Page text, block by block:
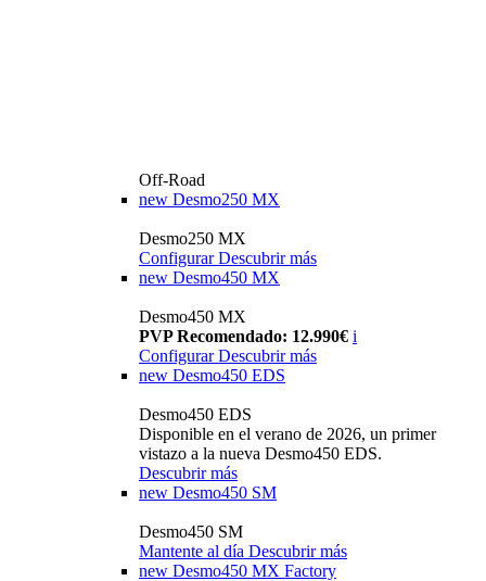
Off-Road
new Desmo250 MX
Desmo250 MX
Configurar Descubrir más
new Desmo450 MX
Desmo450 MX
PVP Recomendado: 12.990€ i
Configurar Descubrir más
new Desmo450 EDS
Desmo450 EDS
Disponible en el verano de 2026, un primer
vistazo a la nueva Desmo450 EDS.
Descubrir más
new Desmo450 SM
Desmo450 SM
Mantente al día Descubrir más
new Desmo450 MX Factory